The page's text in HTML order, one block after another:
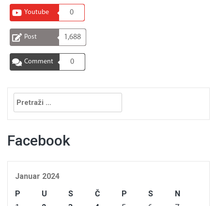
Youtube 0
Post 1,688
Comment 0
Pretraga:
Facebook
Januar 2024
P
U S Č P S
N